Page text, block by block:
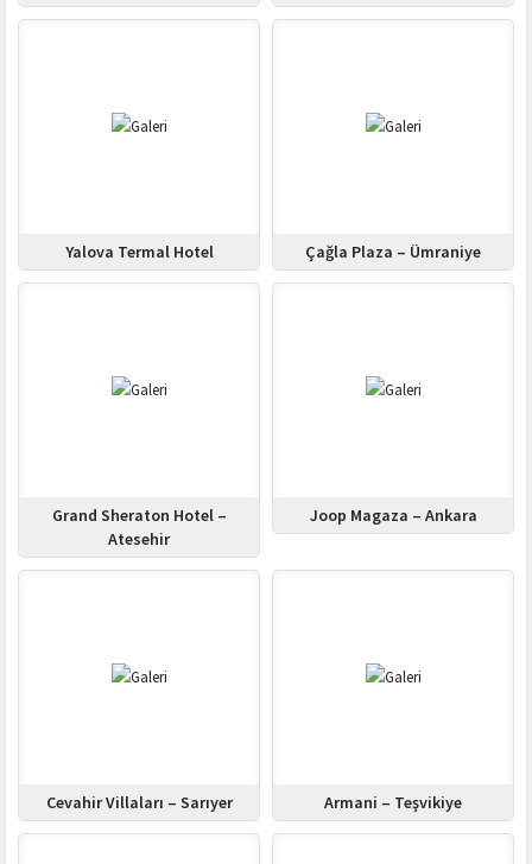
Yalova Termal Hotel Çağla Plaza – Ümraniye
Grand Sheraton Hotel –
Atesehir
Joop Magaza – Ankara
Cevahir Villaları – Sarıyer Armani – Teşvikiye